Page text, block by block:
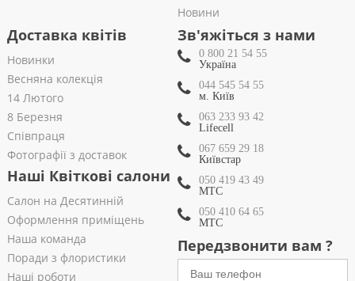
Новини
Доставка квітів
Новинки
Весняна колекція
14 Лютого
8 Березня
Співпраця
Фотографії з доставок
Наші Квіткові салони
Салон на Десятинній
Оформлення приміщень
Наша команда
Поради з флористики
Наші роботи
Зв'яжіться з нами
0 800 21 54 55
Україна
044 545 54 55
м. Київ
063 233 93 42
Lifecell
067 659 29 18
Київстар
050 419 43 49
МТС
050 410 64 65
МТС
Передзвонити вам ?